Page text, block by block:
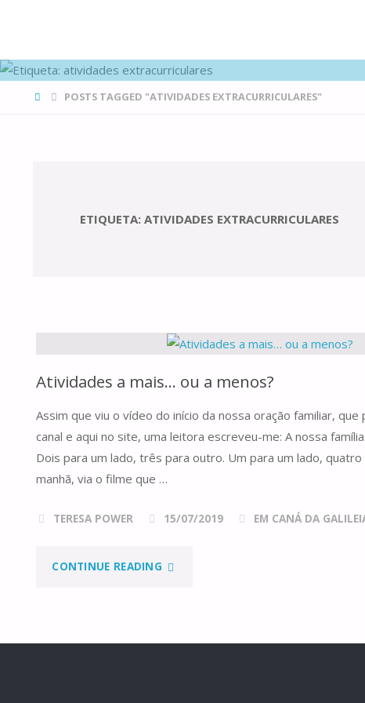
HOMEPOSTS TAGGED "ATIVIDADES EXTRACURRICULARES"
ETIQUETA: ATIVIDADES EXTRACURRICULARES
Atividades a mais… ou a menos?
Assim que viu o vídeo do início da nossa oração familiar, que
canal e aqui no site, uma leitora escreveu-me: A nossa
Dois para um lado, três para outro. Um para um lado,
manhã, via o filme que …
TERESA POWER 15/07/2019 EM CANÁ DA
CONTINUE READING "ATIVIDADES